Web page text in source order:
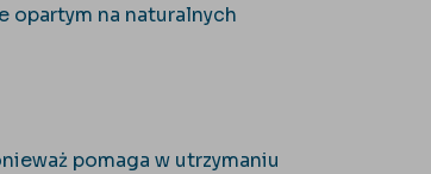
opartym na naturalnych
pomaga w utrzymaniu